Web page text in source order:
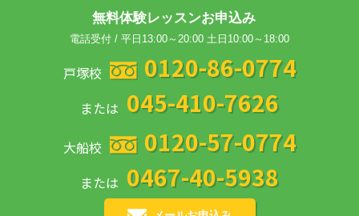
無料体験レッスンお申込み
電話受付 / 平日13:00～20:00 土日10:00～18:00
戸塚校 0120-86-0774
または 045-410-7626
大船校 0120-57-0774
または 0467-40-5938